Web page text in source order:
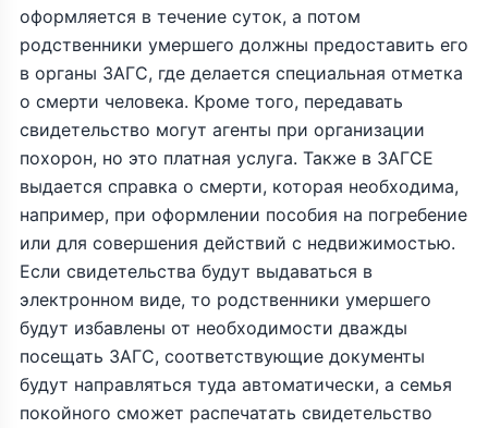
оформляется в течение суток, а потом
родственники умершего должны предоставить его
в органы ЗАГС, где делается специальная отметка
о смерти человека. Кроме того, передавать
свидетельство могут агенты при организации
похорон, но это платная услуга. Также в ЗАГСЕ
выдается справка о смерти, которая необходима,
например, при оформлении пособия на погребение
или для совершения действий с недвижимостью.
Если свидетельства будут выдаваться в
электронном виде, то родственники умершего
будут избавлены от необходимости дважды
посещать ЗАГС, соответствующие документы
будут направляться туда автоматически, а семья
покойного сможет распечатать свидетельство